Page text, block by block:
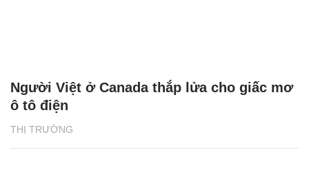
THỊ TRƯỜNG
Người Việt ở Canada thắp lửa cho giấc mơ
ô tô điện